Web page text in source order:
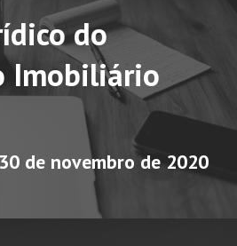
do
Imobiliário
de novembro de 2020